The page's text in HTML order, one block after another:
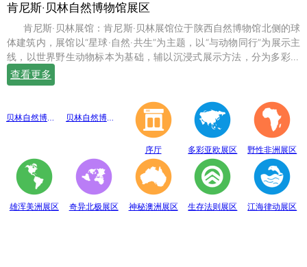
肯尼斯·贝林自然博物馆展区
体建筑内，展馆以“星球·自然·共生”为主题，以“与动物同行”为展示主
线，以世界野生动物标本为基础，辅以沉浸式展示方法，分为多彩亚
欧、野性非洲、雄浑美洲、奇异北极、神秘澳洲、生存法则、江海律
动、穹幕影院、勇敢者通道、互动体验等10个展示体验区，共展出七
查看更多
贝林自然博物馆趣味互动展区 贝林自然博物馆山海经奇展区
序厅 多彩亚欧展区 野性非洲展区
雄浑美洲展区 奇异北极展区 神秘澳洲展区 生存法则展区 江海律动展区